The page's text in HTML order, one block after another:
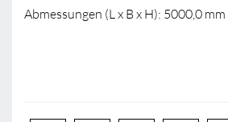
Abmessungen (L x B x H): 5000,0